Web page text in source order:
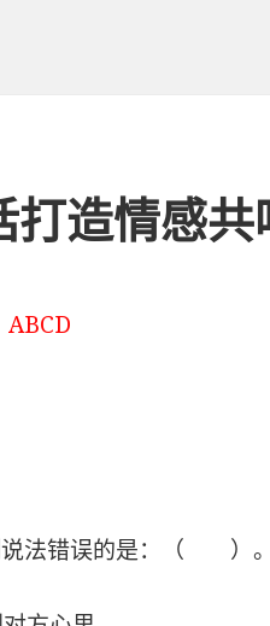
打造情感共
ABCD
说法错误的是：（ ）。